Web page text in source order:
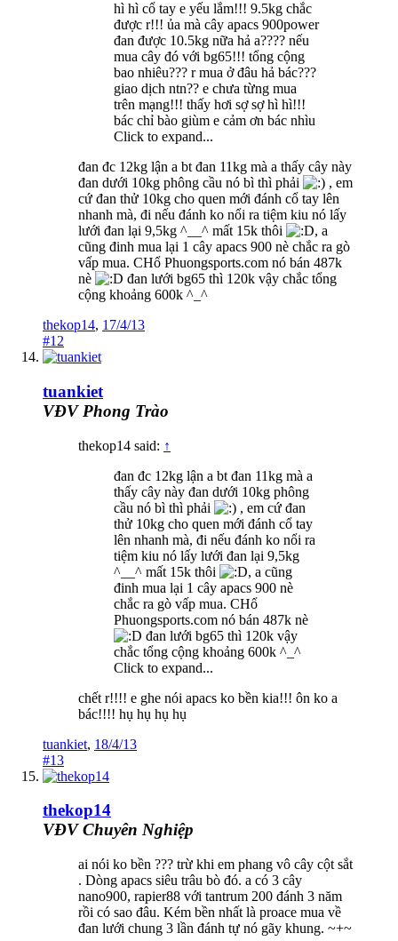
hì hì cổ tay e yếu lắm!!! 9.5kg chắc
được r!!! ủa mà cây apacs 900power
đan được 10.5kg nữa hả a???? nếu
mua cây đó với bg65!!! tổng cộng
bao nhiêu??? r mua ở đâu hả bác???
giao dịch ntn?? e chưa từng mua
trên mạng!!! thấy hơi sợ sợ hì hì!!!
bác chỉ bào giùm e cảm ơn bác nhìu
Click to expand...
đan đc 12kg lận a bt đan 11kg mà a thấy cây này
đan dưới 10kg phông cầu nó bì thì phải
, em
cứ đan thử 10kg cho quen mới đánh cổ tay lên
nhanh mà, đi nếu đánh ko nổi ra tiệm kiu nó lấy
lưới đan lại 9,5kg ^__^ mất 15k thôi
, a
cũng đinh mua lại 1 cây apacs 900 nè chắc ra gò
vấp mua. CHổ Phuongsports.com nó bán 487k
nè
đan lưới bg65 thì 120k vậy chắc tổng
cộng khoảng 600k ^_^
thekop14, 17/4/13
#12
tuankiet
VĐV Phong Trào
thekop14 said: ↑
đan đc 12kg lận a bt đan 11kg mà a
thấy cây này đan dưới 10kg phông
cầu nó bì thì phải
, em cứ đan
thử 10kg cho quen mới đánh cổ tay
lên nhanh mà, đi nếu đánh ko nổi ra
tiệm kiu nó lấy lưới đan lại 9,5kg
^__^ mất 15k thôi
, a cũng
đinh mua lại 1 cây apacs 900 nè
chắc ra gò vấp mua. CHổ
Phuongsports.com nó bán 487k nè
đan lưới bg65 thì 120k vậy
chắc tổng cộng khoảng 600k ^_^
Click to expand...
chết r!!!! e ghe nói apacs ko bền kia!!! ôn ko a
bác!!!! hụ hụ hụ hụ
tuankiet, 18/4/13
#13
thekop14
VĐV Chuyên Nghiệp
ai nói ko bền ??? trừ khi em phang vô cây cột sắt
. Dòng apacs siêu trâu bò đó. a có 3 cây
nano900, rapier88 với tantrum 200 đánh 3 năm
rồi có sao đâu. Kém bền nhất là proace mua về
đan lưới chung 3 lần đánh tự nó gãy khung. ~+~